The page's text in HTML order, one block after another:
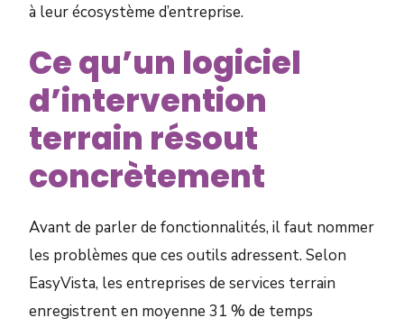
à leur écosystème d’entreprise.
Ce qu’un logiciel
d’intervention
terrain résout
concrètement
Avant de parler de fonctionnalités, il faut nommer
les problèmes que ces outils adressent. Selon
EasyVista, les entreprises de services terrain
enregistrent en moyenne 31 % de temps